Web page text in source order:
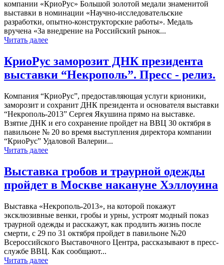
компании «КриоРус» Большой золотой медали знаменитой
выставки в номинации «Научно-исследовательские
разработки, опытно-конструкторские работы». Медаль
вручена «За внедрение на Российский рынок...
Читать далее
КриоРус заморозит ДНК президента
выставки “Некрополь”. Пресс - релиз.
Компания “КриоРус”, предоставляющая услуги крионики,
заморозит и сохранит ДНК президента и основателя выставки
“Некрополь-2013” Сергея Якушина прямо на выставке.
Взятие ДНК и его сохранение пройдет на ВВЦ 30 октября в
павильоне № 20 во время выступления директора компании
“КриоРус” Удаловой Валерии...
Читать далее
Выставка гробов и траурной одежды
пройдет в Москве накануне Хэллоуина
Выставка «Некрополь-2013», на которой покажут
эксклюзивные венки, гробы и урны, устроят модный показ
траурной одежды и расскажут, как продлить жизнь после
смерти, с 29 по 31 октября пройдет в павильоне №20
Всероссийского Выставочного Центра, рассказывают в пресс-
службе ВВЦ. Как сообщают...
Читать далее